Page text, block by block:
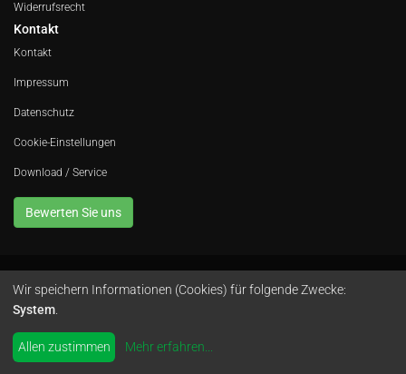
Widerrufsrecht
Kontakt
Kontakt
Impressum
Datenschutz
Cookie-Einstellungen
Download / Service
Bewerten Sie uns
Avola GmbH • In der Fleute 52 • 42389 Wuppertal • Telefon 0202 260 666 0
Instagram
Wir speichern Informationen (Cookies) für folgende Zwecke:
System
Allen zustimmen Mehr erfahren...